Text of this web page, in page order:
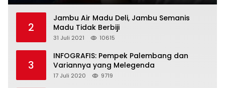
2
Jambu Air Madu Deli, Jambu Semanis
Madu Tidak Berbiji
31 Juli 2021 10615
3
INFOGRAFIS: Pempek Palembang dan
Variannya yang Melegenda
17 Juli 2020 9719